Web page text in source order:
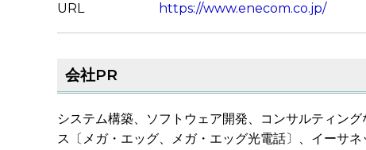
URL https://www.enecom.co.jp/
会社PR
システム構築、ソフトウェア開発、コンサルティン
ス〔メガ・エッグ、メガ・エッグ光電話〕、イーサ